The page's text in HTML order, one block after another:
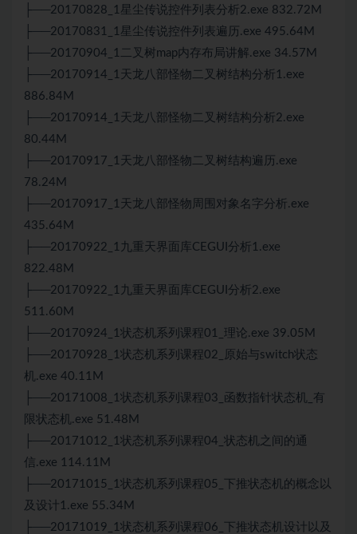
├──20170828_1星尘传说控件列表分析2.exe 832.72M
├──20170831_1星尘传说控件列表遍历.exe 495.64M
├──20170904_1二叉树map内存布局讲解.exe 34.57M
├──20170914_1天龙八部怪物二叉树结构分析1.exe
886.84M
├──20170914_1天龙八部怪物二叉树结构分析2.exe
80.44M
├──20170917_1天龙八部怪物二叉树结构遍历.exe
78.24M
├──20170917_1天龙八部怪物周围对象名字分析.exe
435.64M
├──20170922_1九重天界面库CEGUI分析1.exe
822.48M
├──20170922_1九重天界面库CEGUI分析2.exe
511.60M
├──20170924_1状态机系列课程01_理论.exe 39.05M
├──20170928_1状态机系列课程02_原始与switch状态
机.exe 40.11M
├──20171008_1状态机系列课程03_函数指针状态机_有
限状态机.exe 51.48M
├──20171012_1状态机系列课程04_状态机之间的通
信.exe 114.11M
├──20171015_1状态机系列课程05_下推状态机的概念以
及设计1.exe 55.34M
├──20171019_1状态机系列课程06_下推状态机设计以及